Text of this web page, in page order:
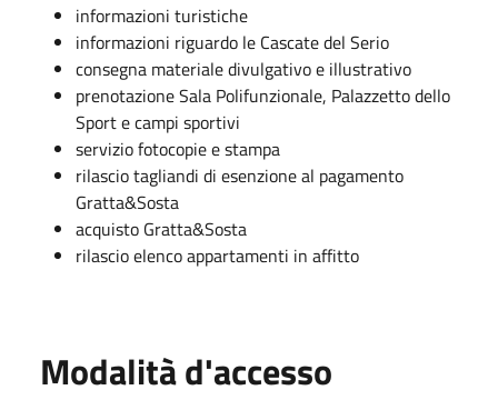
informazioni turistiche
informazioni riguardo le Cascate del Serio
consegna materiale divulgativo e illustrativo
prenotazione Sala Polifunzionale, Palazzetto dello
Sport e campi sportivi
servizio fotocopie e stampa
rilascio tagliandi di esenzione al pagamento
Gratta&Sosta
acquisto Gratta&Sosta
rilascio elenco appartamenti in affitto
Modalità d'accesso